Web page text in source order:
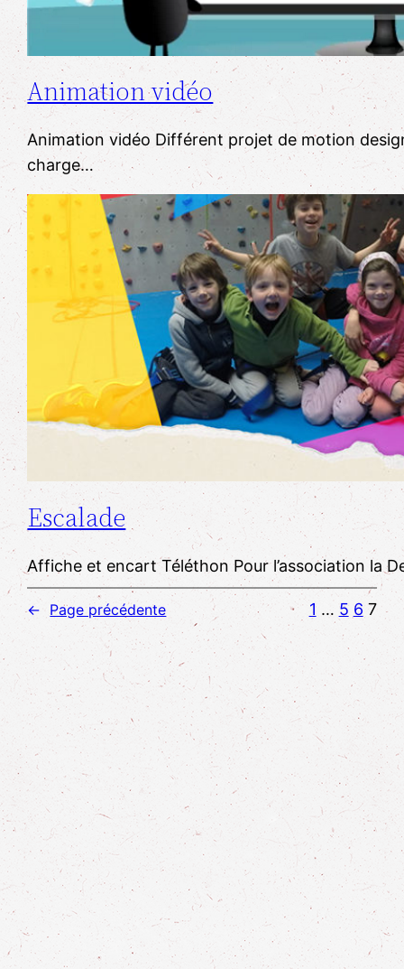
Animation vidéo
Animation vidéo Différent projet de motion
charge…
Escalade
Affiche et encart Téléthon Pour l’association la
← Page précédente 1 … 5 6 7